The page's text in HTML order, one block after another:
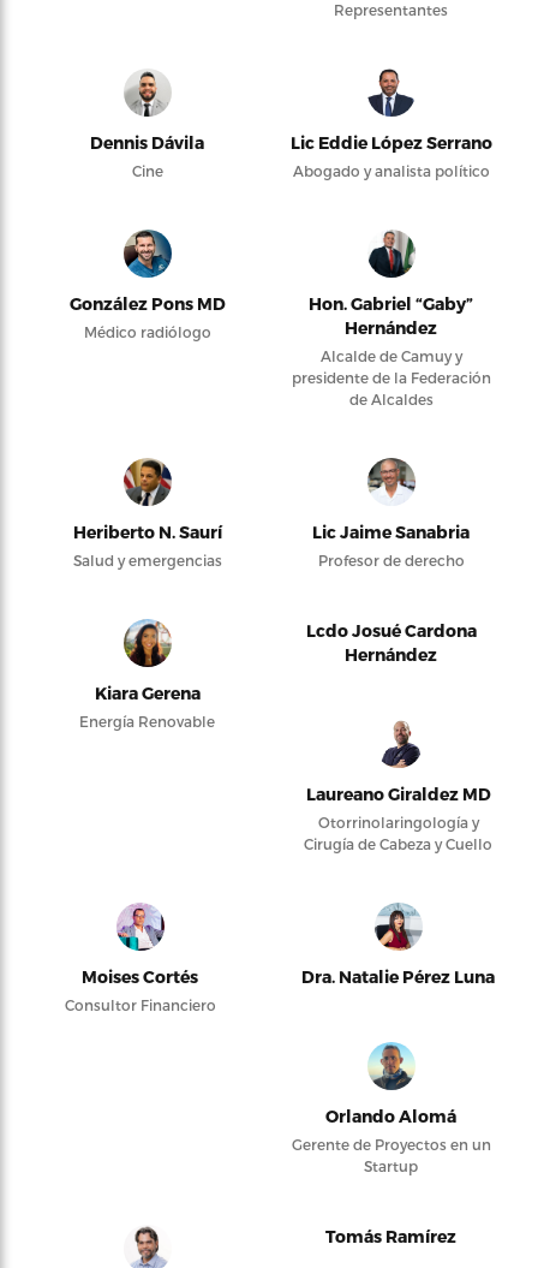
Representantes
Dennis Dávila
Cine
Lic Eddie López Serrano
Abogado y analista político
González Pons MD
Médico radiólogo
Hon. Gabriel “Gaby”
Hernández
Alcalde de Camuy y
presidente de la Federación
de Alcaldes
Heriberto N. Saurí
Salud y emergencias
Lic Jaime Sanabria
Profesor de derecho
Kiara Gerena
Energía Renovable
Lcdo Josué Cardona
Hernández
Laureano Giraldez MD
Otorrinolaringología y
Cirugía de Cabeza y Cuello
Moises Cortés
Consultor Financiero
Dra. Natalie Pérez Luna
Orlando Alomá
Gerente de Proyectos en un
Startup
Tomás Ramírez